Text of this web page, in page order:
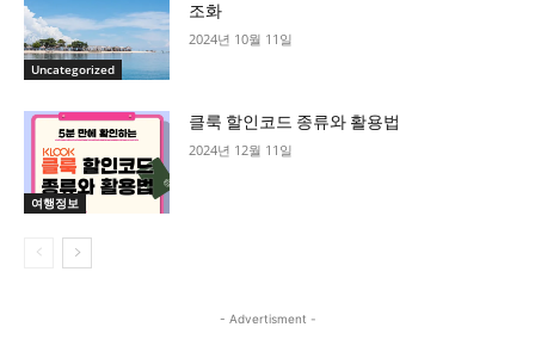
Uncategorized
조화
2024년 10월 11일
여행정보
클룩 할인코드 종류와 활용법
2024년 12월 11일
- Advertisment -